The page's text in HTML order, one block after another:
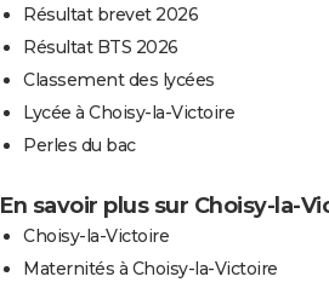
Résultat brevet 2026
Résultat BTS 2026
Classement des lycées
Lycée à Choisy-la-Victoire
Perles du bac
En savoir plus sur Choisy-la-
Choisy-la-Victoire
Maternités à Choisy-la-Victoire